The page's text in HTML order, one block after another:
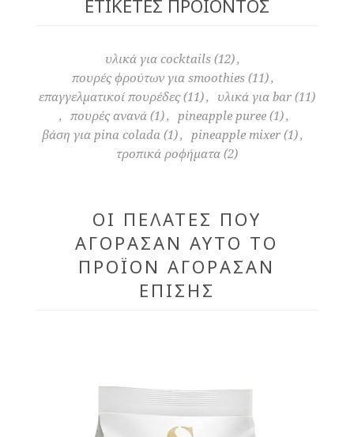
ΕΤΙΚΈΤΕΣ ΠΡΟΪΌΝΤΟΣ
υλικά για cocktails (12),
πουρές φρούτων για smoothies (11),
επαγγελματικοί πουρέδες (11), υλικά για bar (11)
,
πουρές ανανά (1), pineapple puree (1),
βάση για pina colada (1), pineapple mixer (1),
τροπικά ροφήματα (2)
ΟΙ ΠΕΛΆΤΕΣ ΠΟΥ
ΑΓΌΡΑΣΑΝ ΑΥΤΌ ΤΟ
ΠΡΟΪΌΝ ΑΓΌΡΑΣΑΝ
ΕΠΊΣΗΣ